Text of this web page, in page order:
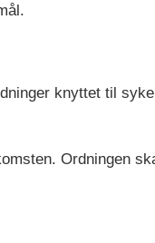
knyttet til
Ordningen